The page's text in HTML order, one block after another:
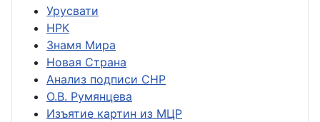
Урусвати
НРК
Знамя Мира
Новая Страна
Анализ подписи СНР
О.В. Румянцева
Изъятие картин из МЦР